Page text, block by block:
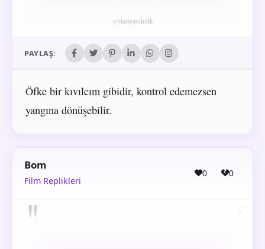
PAYLAŞ:
Öfke bir kıvılcım gibidir, kontrol edemezsen
yangına dönüşebilir.
Bom
Film Replikleri
0 0